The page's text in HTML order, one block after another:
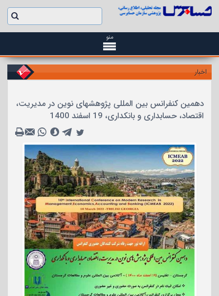
منو
اخبار
دهمین کنفرانس بین المللی پژوهشهای نوین در مدیریت،
اقتصاد، حسابداری و بانکداری، 19 اسفند 1400